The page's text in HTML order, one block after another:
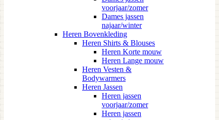
voorjaar/zomer
Dames jassen
najaar/winter
Heren Bovenkleding
Heren Shirts & Blouses
Heren Korte mouw
Heren Lange mouw
Heren Vesten &
Bodywarmers
Heren Jassen
Heren jassen
voorjaar/zomer
Heren jassen